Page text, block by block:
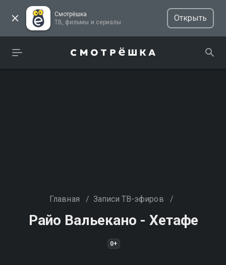
Смотрёшка
ТВ, фильмы и сериалы
Открыть
Главная / Записи ТВ-эфиров /
Райо Вальекано - Хетафе
0+